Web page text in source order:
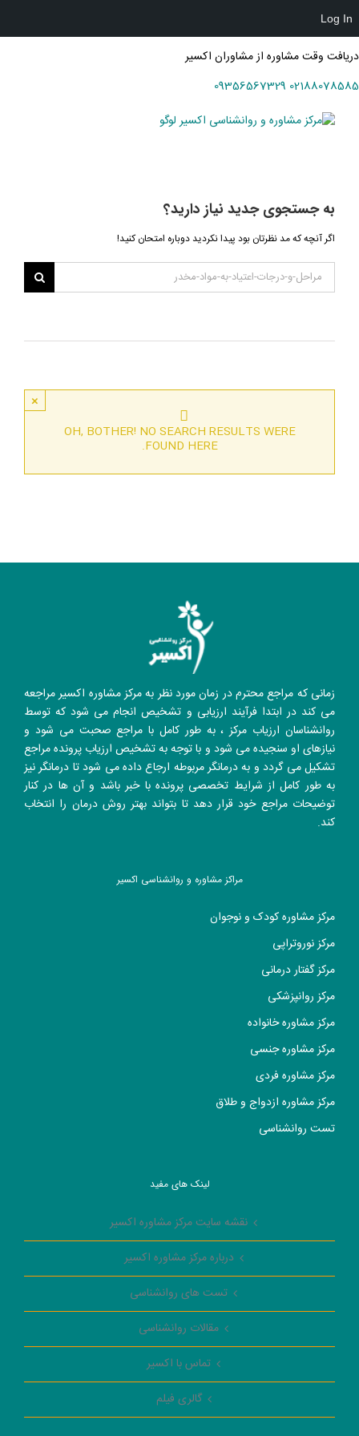
دریافت وقت مشاوره از مشاوران اکسیر
02188078585
09356567329
Log In
به جستجوی جديد نياز داريد؟
اگر آنچه که مد نظرتان بود پیدا نکردید دوباره امتحان کنید!
×
OH, BOTHER! NO SEARCH RESULTS WERE
FOUND HERE.
زمانی که مراجع محترم در زمان مورد نظر به مرکز مشاوره اکسیر مراجعه
می کند در ابتدا فرآیند ارزیابی و تشخیص انجام می شود که توسط
روانشناسان ارزیاب مرکز ، به طور کامل با مراجع صحبت می شود و
نیازهای او سنجیده می شود و با توجه به تشخیص ارزیاب پرونده مراجع
تشکیل می گردد و به درمانگر مربوطه ارجاع داده می شود تا درمانگر نیز
به طور کامل از شرایط تخصصی پرونده با خبر باشد و آن ها در کنار
توضیحات مراجع خود قرار دهد تا بتواند بهتر روش درمان را انتخاب
کند.
مراکز مشاوره و روانشناسی اکسیر
مرکز مشاوره کودک و نوجوان
مرکز نوروتراپی
مرکز گفتار درمانی
مرکز روانپزشکی
مرکز مشاوره خانواده
مرکز مشاوره جنسی
مرکز مشاوره فردی
مرکز مشاوره ازدواج و طلاق
تست روانشناسی
لینک های مفید
نقشه سایت مرکز مشاوره اکسیر
درباره مرکز مشاوره اکسیر
تست های روانشناسی
مقالات روانشناسی
تماس با اکسیر
گالری فیلم